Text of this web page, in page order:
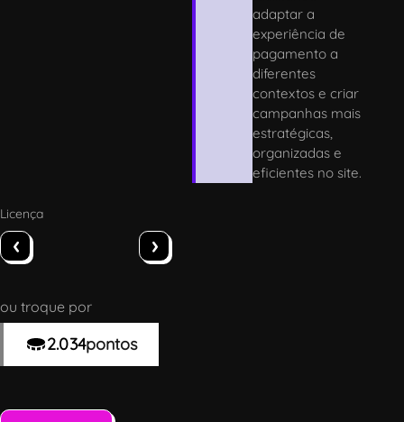
adaptar a
experiência de
pagamento a
diferentes
contextos e criar
campanhas mais
estratégicas,
organizadas e
eficientes no site.
Licença
‹ ›
ou troque por
2.034pontos